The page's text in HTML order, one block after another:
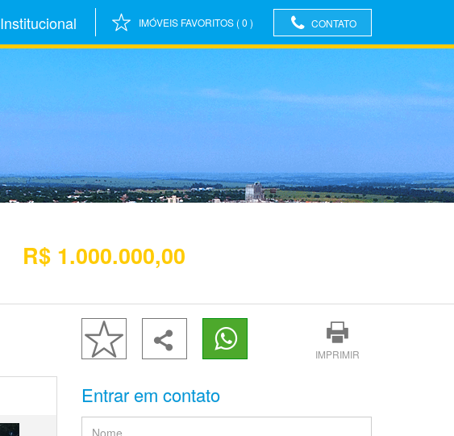
Institucional IMÓVEIS FAVORITOS (0 ) CONTATO
R$ 1.000.000,00
IMPRIMIR
Entrar em contato